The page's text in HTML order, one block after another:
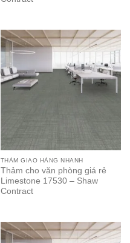
THẢM GIAO HÀNG NHANH
Thảm cho văn phòng giá rẻ
Limestone 17530 – Shaw
Contract